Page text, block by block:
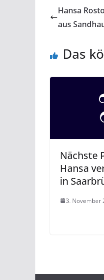
Hansa
aus
Das
Nächste
Hansa
in
3. November